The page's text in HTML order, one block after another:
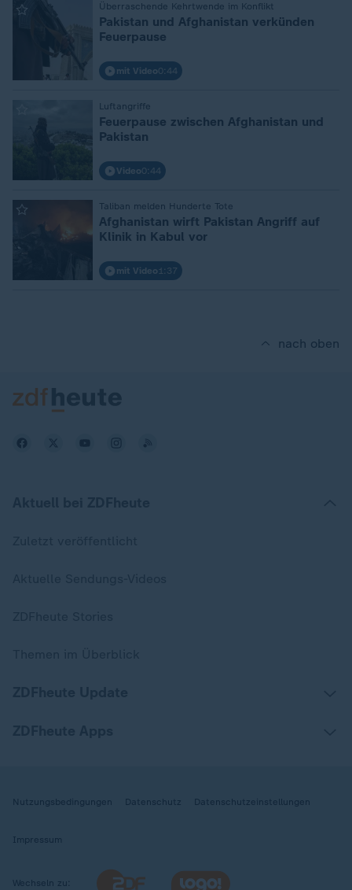
Überraschende Kehrtwende im Konflikt
Pakistan und Afghanistan verkünden
Feuerpause
mit Video0:44
Luftangriffe
Feuerpause zwischen Afghanistan und
Pakistan
Video0:44
Taliban melden Hunderte Tote
Afghanistan wirft Pakistan Angriff auf
Klinik in Kabul vor
mit Video 1:37
nach oben
Nutzungsbedingungen Datenschutz Datenschutzeinstellungen
Impressum
Wechseln zu: